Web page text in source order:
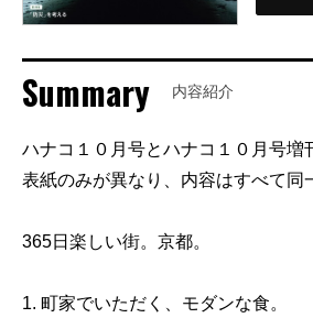
Summary 内容紹介
ハナコ１０月号とハナコ１０月号増
表紙のみが異なり、内容はすべて同
365日楽しい街。京都。
1. 町家でいただく、モダンな食。